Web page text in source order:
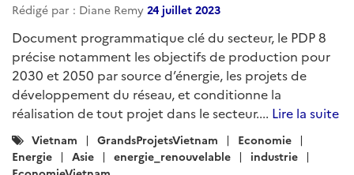
Rédigé par : Diane Remy 24 juillet 2023
Document programmatique clé du secteur, le PDP 8
précise notamment les objectifs de production pour
2030 et 2050 par source d’énergie, les projets de
développement du réseau, et conditionne la
réalisation de tout projet dans le secteur.... Lire la suite
Catégories
:
Vietnam GrandsProjetsVietnam
Economie
Energie
Asie energie_renouvelable
industrie